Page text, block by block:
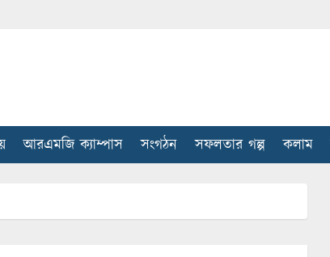
আরএমজি ক্যাম্পাস সংগঠন সফলতার গল্প কলাম